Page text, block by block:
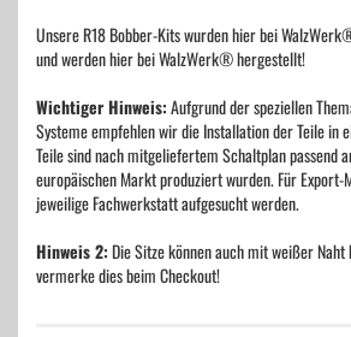
Unsere R18 Bobber-Kits wurden hier bei
und werden hier bei WalzWerk® hergestellt!
Wichtiger Hinweis:Aufgrund der speziellen
Systeme empfehlen wir die Installation der Teile in
Teile sind nach mitgeliefertem Schaltplan passend
europäischen Markt produziert wurden. Für Export-
jeweilige Fachwerkstatt aufgesucht werden.
Hinweis 2:Die Sitze können auch mit weißer
vermerke dies beim Checkout!